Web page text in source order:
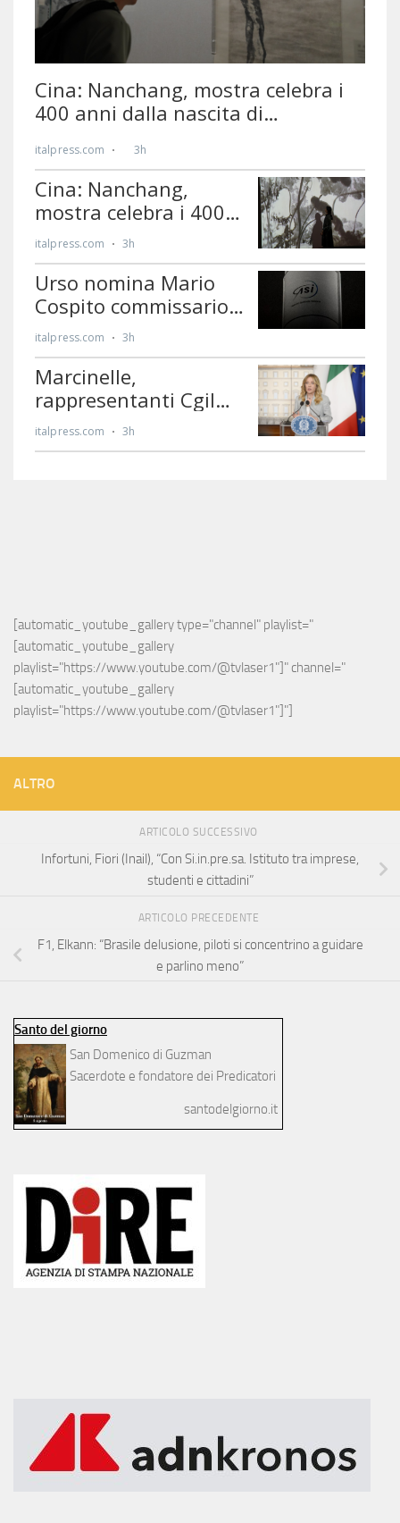
[automatic_youtube_gallery type="channel" playlist="
[automatic_youtube_gallery
playlist="https://www.youtube.com/@tvlaser1"]" channel="
[automatic_youtube_gallery
playlist="https://www.youtube.com/@tvlaser1"]"]
ALTRO
ARTICOLO SUCCESSIVO
Infortuni, Fiori (Inail), “Con Si.in.pre.sa. Istituto tra imprese,
studenti e cittadini”
ARTICOLO PRECEDENTE
F1, Elkann: “Brasile delusione, piloti si concentrino a guidare
e parlino meno”
Santo del giorno
San Domenico di Guzman
Sacerdote e fondatore dei Predicatori
santodelgiorno.it